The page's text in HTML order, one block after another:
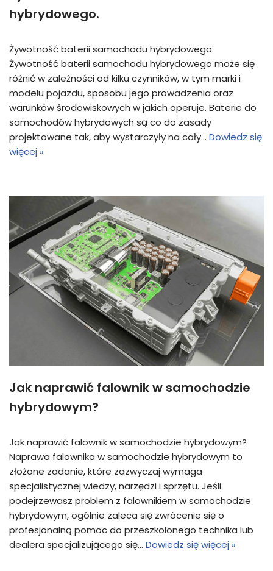
hybrydowego.
Żywotność baterii samochodu hybrydowego.
Żywotność baterii samochodu hybrydowego może się
różnić w zależności od kilku czynników, w tym marki i
modelu pojazdu, sposobu jego prowadzenia oraz
warunków środowiskowych w jakich operuje. Baterie do
samochodów hybrydowych są co do zasady
projektowane tak, aby wystarczyły na cały… Dowiedz się
więcej »
Jak naprawić falownik w samochodzie
hybrydowym?
Jak naprawić falownik w samochodzie hybrydowym?
Naprawa falownika w samochodzie hybrydowym to
złożone zadanie, które zazwyczaj wymaga
specjalistycznej wiedzy, narzędzi i sprzętu. Jeśli
podejrzewasz problem z falownikiem w samochodzie
hybrydowym, ogólnie zaleca się zwrócenie się o
profesjonalną pomoc do przeszkolonego technika lub
dealera specjalizującego się… Dowiedz się więcej »